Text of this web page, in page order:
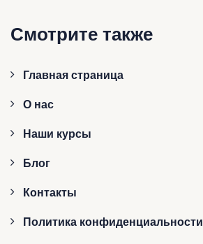
Смотрите также
Главная страница
О нас
Наши курсы
Блог
Контакты
Политика конфиденциальности